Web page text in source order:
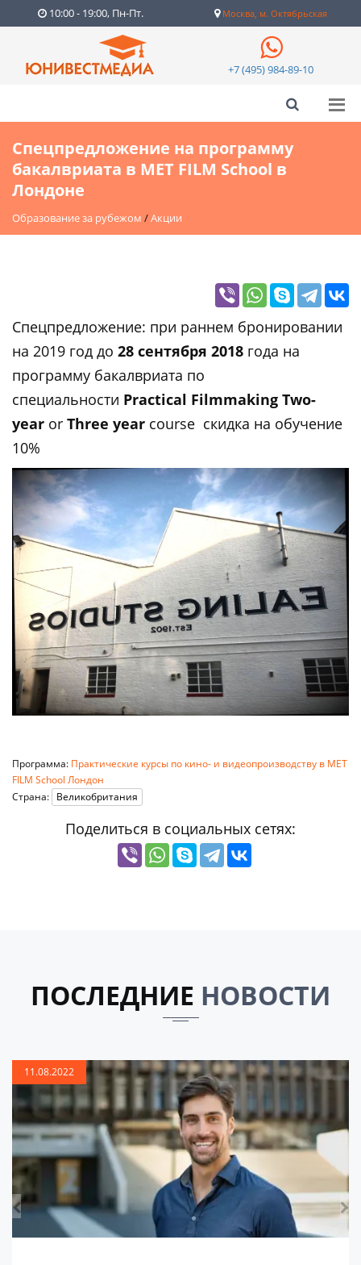
10:00 - 19:00, Пн-Пт. Москва, м. Октябрьская
+7 (495) 984-89-10
Спецпредложение на программу
бакалвриата в MET FILM School в
Лондоне
Образование за рубежом /Акции
Cпецпредложение: при раннем бронировании
на 2019 год до 28 сентября 2018 года на
программу бакалвриата по
специальности Practical Filmmaking Two-
year or Three year course скидка на обучение
10%
Программа: Практические курсы по кино- и видеопроизводству в MET
FILM School Лондон
Страна: Великобритания
Поделиться в социальных сетях:
ПОСЛЕДНИЕ НОВОСТИ
11.08.2022